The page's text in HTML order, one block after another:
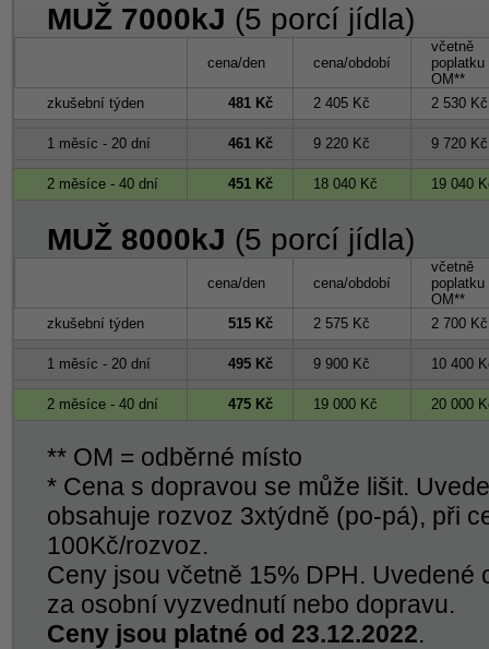
MUŽ 7000kJ (5 porcí jídla)
cena/den cena/období
včetně
poplatku
OM**
zkušební týden
481 Kč 2 405 Kč 2 530 Kč
1 měsíc - 20 dní 461 Kč 9 220 Kč 9 720 Kč
2 měsíce - 40 dní 451 Kč 18 040 Kč 19 040
MUŽ 8000kJ (5 porcí jídla)
cena/den cena/období
včetně
poplatku
OM**
zkušební týden
515 Kč 2 575 Kč 2 700 Kč
1 měsíc - 20 dní 495 Kč 9 900 Kč 10 400
2 měsíce - 40 dní 475 Kč 19 000 Kč 20 000
** OM = odběrné místo
* Cena s dopravou se může lišit.
obsahuje rozvoz 3xtýdně (po-pá), při
100Kč/rozvoz.
Ceny jsou včetně 15% DPH. Uvedené
za osobní vyzvednutí nebo dopravu.
Ceny jsou platné od 23.12.2022.